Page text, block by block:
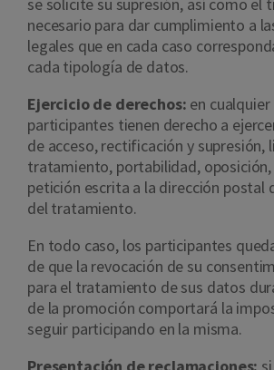
necesario para dar cumplimiento a
legales que en cada caso
cada tipología de datos.
Ejercicio de derechos: en
participantes tienen derecho a
de acceso, rectificación y supresión,
tratamiento, portabilidad,
petición escrita a la dirección postal
del tratamiento.
En todo caso, los participantes
de que la revocación de su
para el tratamiento de sus datos
de la promoción comportará la
seguir participando en la misma.